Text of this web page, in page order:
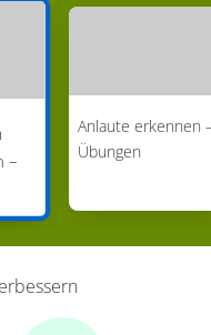
–
Anlaute erkennen
Übungen